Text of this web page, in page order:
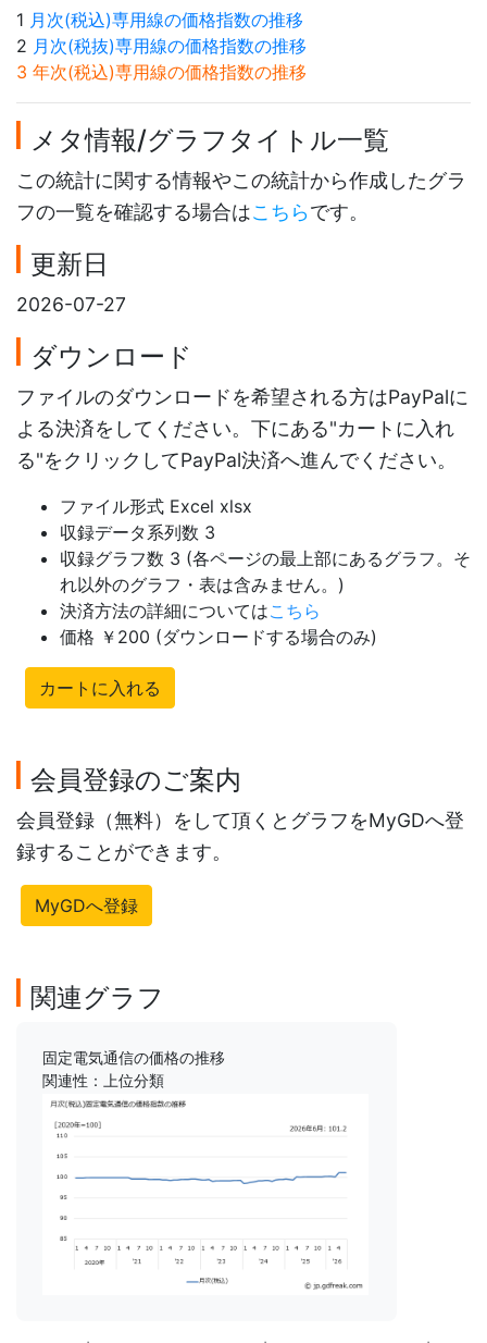
1 月次(税込)専用線の価格指数の推移
2 月次(税抜)専用線の価格指数の推移
3 年次(税込)専用線の価格指数の推移
メタ情報/グラフタイトル一覧
この統計に関する情報やこの統計から作成したグラ
フの一覧を確認する場合はこちらです。
更新日
2026-07-27
ダウンロード
ファイルのダウンロードを希望される方はPayPalに
よる決済をしてください。下にある"カートに入れ
る"をクリックしてPayPal決済へ進んでください。
ファイル形式 Excel xlsx
収録データ系列数 3
収録グラフ数 3 (各ページの最上部にあるグラフ。そ
れ以外のグラフ・表は含みません。)
決済方法の詳細についてはこちら
価格 ￥200 (ダウンロードする場合のみ)
カートに入れる
会員登録のご案内
会員登録（無料）をして頂くとグラフをMyGDへ登
録することができます。
MyGDへ登録
関連グラフ
固定電気通信の価格の推移
関連性：上位分類